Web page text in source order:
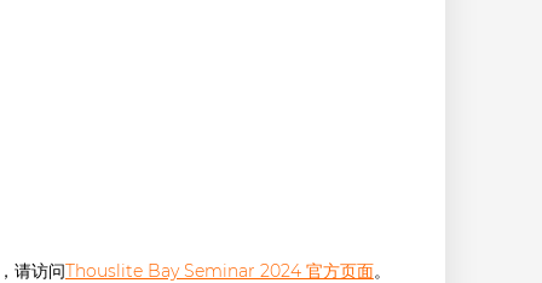
请访问Thouslite Bay Seminar 2024 官方页面。